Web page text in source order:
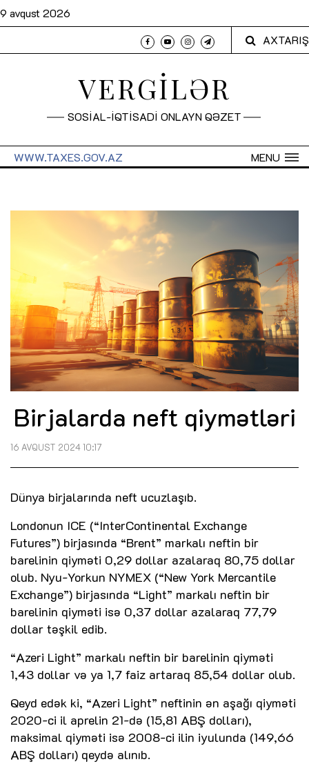
9 avqust 2026
AXTARIŞ
VERGİLƏR
SOSİAL-İQTİSADİ ONLAYN QƏZET
MENU
WWW.TAXES.GOV.AZ
Birjalarda neft qiymətləri
16 AVQUST 2024 10:17
Dünya birjalarında neft ucuzlaşıb.
Londonun ICE (“InterContinental Exchange
Futures”) birjasında “Brent” markalı neftin bir
barelinin qiyməti 0,29 dollar azalaraq 80,75 dollar
olub. Nyu-Yorkun NYMEX (“New York Mercantile
Exchange”) birjasında “Light” markalı neftin bir
barelinin qiyməti isə 0,37 dollar azalaraq 77,79
dollar təşkil edib.
“Azeri Light” markalı neftin bir barelinin qiyməti
1,43 dollar və ya 1,7 faiz artaraq 85,54 dollar olub.
Qeyd edək ki, “Azeri Light” neftinin ən aşağı qiyməti
2020-ci il aprelin 21-də (15,81 ABŞ dolları),
maksimal qiyməti isə 2008-ci ilin iyulunda (149,66
ABŞ dolları) qeydə alınıb.